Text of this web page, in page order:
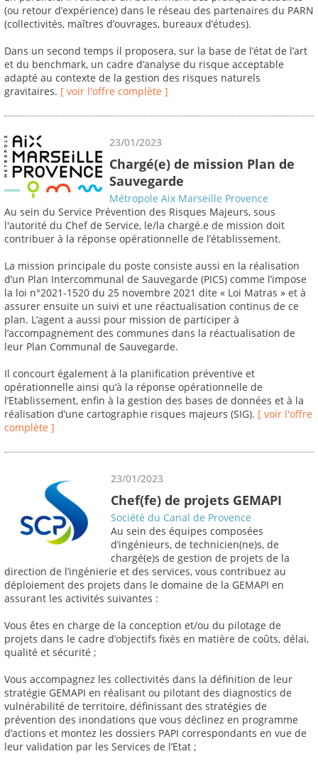
(ou retour d’expérience) dans le réseau des partenaires du PARN
(collectivités, maîtres d’ouvrages, bureaux d’études).
Dans un second temps il proposera, sur la base de l’état de l’art
et du benchmark, un cadre d’analyse du risque acceptable
adapté au contexte de la gestion des risques naturels
gravitaires. [ voir l'offre complète ]
23/01/2023
Chargé(e) de mission Plan de
Sauvegarde
Métropole Aix Marseille Provence
Au sein du Service Prévention des Risques Majeurs, sous
l'autorité du Chef de Service, le/la chargé.e de mission doit
contribuer à la réponse opérationnelle de l’établissement.
La mission principale du poste consiste aussi en la réalisation
d’un Plan Intercommunal de Sauvegarde (PICS) comme l’impose
la loi n°2021-1520 du 25 novembre 2021 dite « Loi Matras » et à
assurer ensuite un suivi et une réactualisation continus de ce
plan. L’agent a aussi pour mission de participer à
l’accompagnement des communes dans la réactualisation de
leur Plan Communal de Sauvegarde.
Il concourt également à la planification préventive et
opérationnelle ainsi qu’à la réponse opérationnelle de
l’Etablissement, enfin à la gestion des bases de données et à la
réalisation d’une cartographie risques majeurs (SIG). [ voir l'offre
complète ]
23/01/2023
Chef(fe) de projets GEMAPI
Société du Canal de Provence
Au sein des équipes composées
d’ingénieurs, de technicien(ne)s, de
chargé(e)s de gestion de projets de la
direction de l’ingénierie et des services, vous contribuez au
déploiement des projets dans le domaine de la GEMAPI en
assurant les activités suivantes :
Vous êtes en charge de la conception et/ou du pilotage de
projets dans le cadre d’objectifs fixés en matière de coûts, délai,
qualité et sécurité ;
Vous accompagnez les collectivités dans la définition de leur
stratégie GEMAPI en réalisant ou pilotant des diagnostics de
vulnérabilité de territoire, définissant des stratégies de
prévention des inondations que vous déclinez en programme
d’actions et montez les dossiers PAPI correspondants en vue de
leur validation par les Services de l’Etat ;